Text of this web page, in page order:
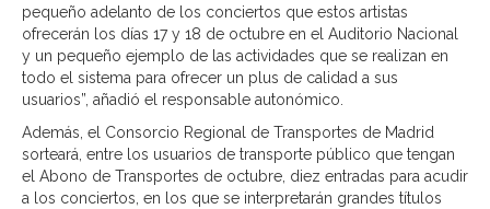
pequeño adelanto de los conciertos que estos artistas
ofrecerán los días 17 y 18 de octubre en el Auditorio Nacional
y un pequeño ejemplo de las actividades que se realizan en
todo el sistema para ofrecer un plus de calidad a sus
usuarios”, añadió el responsable autonómico.
Además, el Consorcio Regional de Transportes de Madrid
sorteará, entre los usuarios de transporte público que tengan
el Abono de Transportes de octubre, diez entradas para acudir
a los conciertos, en los que se interpretarán grandes títulos